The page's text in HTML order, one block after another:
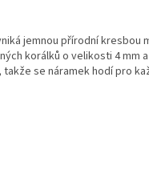
jemnou přírodní kresbou
korálků o velikosti 4 mm
se náramek hodí pro